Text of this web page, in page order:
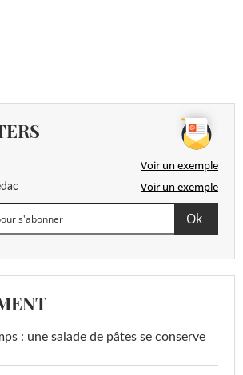
Voir un exemple
Voir un exemple
: une salade de pâtes se conserve